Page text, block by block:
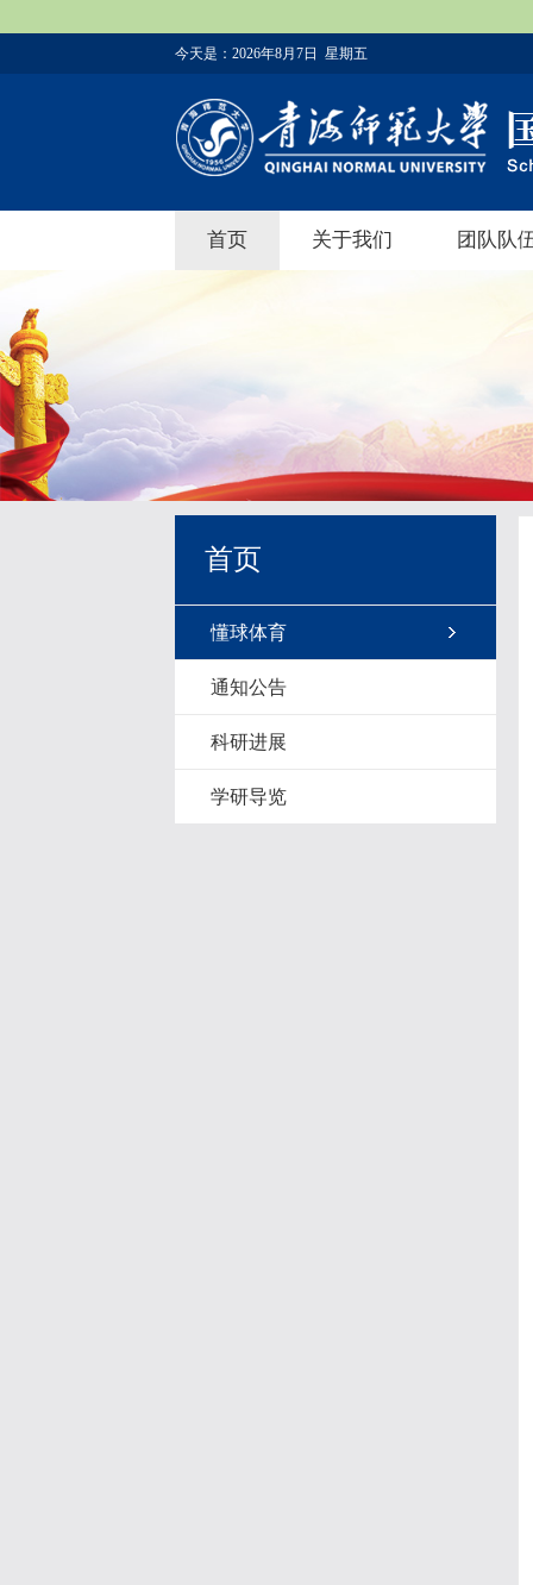
今天是： 2026年8月7日 星期五
首页 关于我们 团队队
首页
懂球体育
通知公告
科研进展
学研导览